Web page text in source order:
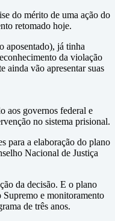
do mérito de uma ação do
retomado hoje.
já tinha
da violação
ainda vão apresentar suas
aos governos federal e
no sistema prisional.
para a elaboração do plano
Nacional de Justiça
da decisão. E o plano
Supremo e monitoramento
de três anos.